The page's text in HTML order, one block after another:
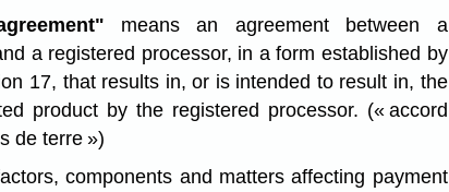
means an agreement between a
a registered processor, in a form established by
17, that results in, or is intended to result in, the
product by the registered processor. (« accord
de terre »)
components and matters affecting payment